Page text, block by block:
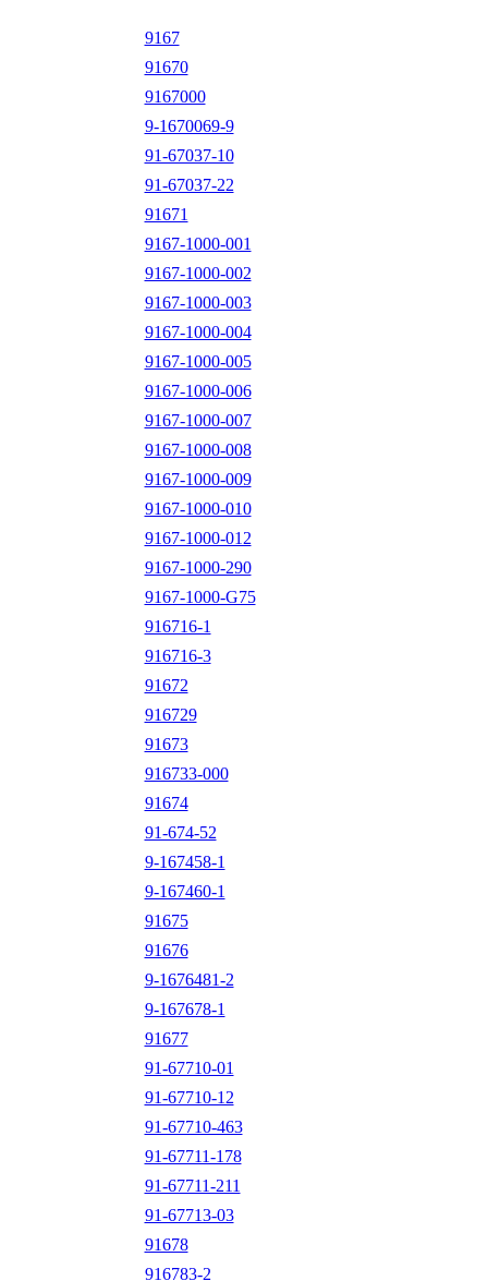
9167
91670
9167000
9-1670069-9
91-67037-10
91-67037-22
91671
9167-1000-001
9167-1000-002
9167-1000-003
9167-1000-004
9167-1000-005
9167-1000-006
9167-1000-007
9167-1000-008
9167-1000-009
9167-1000-010
9167-1000-012
9167-1000-290
9167-1000-G75
916716-1
916716-3
91672
916729
91673
916733-000
91674
91-674-52
9-167458-1
9-167460-1
91675
91676
9-1676481-2
9-167678-1
91677
91-67710-01
91-67710-12
91-67710-463
91-67711-178
91-67711-211
91-67713-03
91678
916783-2